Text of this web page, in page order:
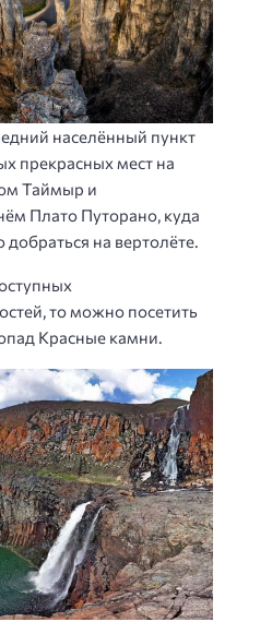
населённый пункт
прекрасных мест на
Таймыр и
Плато Путорано, куда
на вертолёте.
то можно посетить
Красные камни.